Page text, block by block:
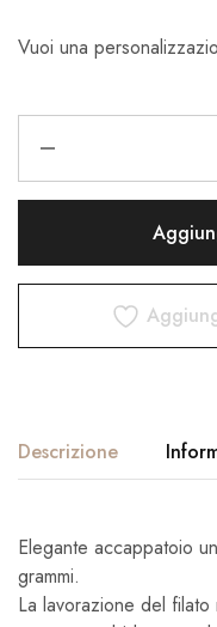
Vuoi una
Descrizione
Elegante accappatoio
grammi.
La lavorazione del